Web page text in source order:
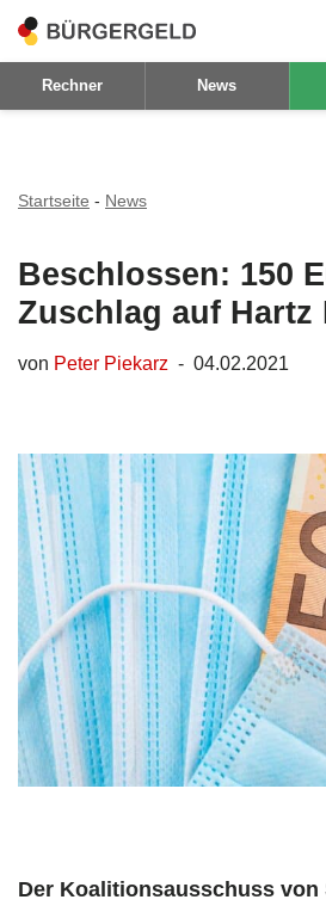
Zum
Inhalt
Rechner News
Startseite - News
Beschlossen: 150
Zuschlag auf Hartz
von Peter Piekarz 04.02.2021
Der Koalitionsausschuss von